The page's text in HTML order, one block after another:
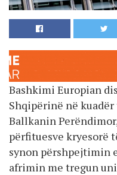
Bashkimi Europian
Shqipërinë në
Ballkanin
përfituesve kryesorë
synon përshpejtimin
afrimin me tregun